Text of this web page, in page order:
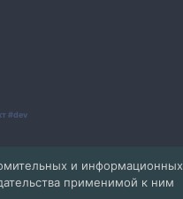
#dev
и информационных
применимой к ним